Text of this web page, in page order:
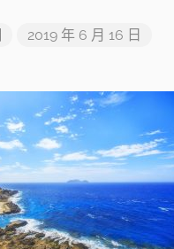
2019 年 6 月 16 日